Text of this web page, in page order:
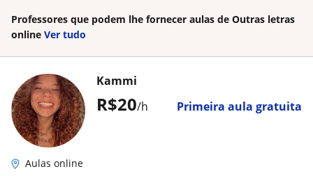
Professores que podem lhe fornecer aulas de Outras letras
online Ver tudo
R$20/h Primeira aula gratuita
Kammi
Aulas online